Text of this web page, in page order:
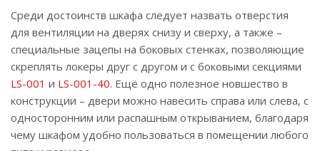
Среди достоинств шкафа следует назвать отверстия
для вентиляции на дверях снизу и сверху, а также –
специальные зацепы на боковых стенках, позволяющие
скреплять локеры друг с другом и с боковыми секциями
LS-001 и LS-001-40. Ещё одно полезное новшество в
конструкции – двери можно навесить справа или слева, с
односторонним или распашным открыванием, благодаря
чему шкафом удобно пользоваться в помещении любого